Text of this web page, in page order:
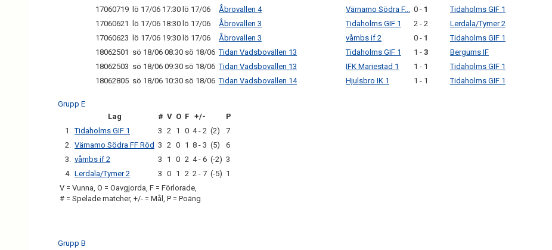
17060719 lö 17/06 17:30 lö 17/06 Åbrovallen 4 Värnamo Södra F... 0 - 1
Tidaholms GIF 1
17060621
lö 17/06 18:30 lö 17/06 Åbrovallen 3 Tidaholms GIF 1 2 - 2
Lerdala/Tymer 2
17060623
lö 17/06 19:30 lö 17/06 Åbrovallen 3 våmbs if 2 0 - 1
Tidaholms GIF 1
18062501 sö 18/06 08:30 sö 18/06 Tidan Vadsbovallen 13 Tidaholms GIF 1 1 - 3
Bergums IF
18062503 sö 18/06 09:30 sö 18/06 Tidan Vadsbovallen 13 IFK Mariestad 1 1 - 1
Tidaholms GIF 1
18062805 sö 18/06 10:30 sö 18/06 Tidan Vadsbovallen 14 Hjulsbro IK 1 1 - 1 Tidaholms GIF 1
Grupp E
Lag
# V O F +/-
P
1. Tidaholms GIF 1 3 2 1 0 4 - 2 (2)
7
2. Värnamo Södra FF Röd 3 2 0 1 8 - 3 (5)
6
3. våmbs if 2 3 1 0 2 4 - 6 (-2) 3
4. Lerdala/Tymer 2 3 0 1 2 2 - 7 (-5) 1
V = Vunna, O = Oavgjorda, F = Förlorade,
# = Spelade matcher, +/- = Mål, P = Poäng
Grupp B